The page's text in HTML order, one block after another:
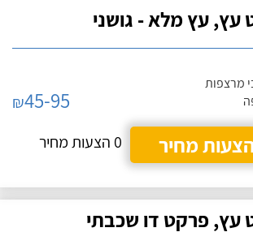
עץ מלא - גושני
מרצפות
₪45-95
מחיר
0 הצעות מחיר
פרקט דו שכבתי